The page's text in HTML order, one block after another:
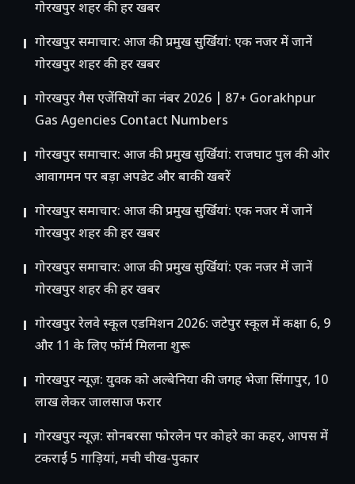
गोरखपुर शहर की हर खबर
गोरखपुर समाचार: आज की प्रमुख सुर्खियां: एक नजर में जानें
गोरखपुर शहर की हर खबर
गोरखपुर गैस एजेंसियों का नंबर 2026 | 87+ Gorakhpur
Gas Agencies Contact Numbers
गोरखपुर समाचार: आज की प्रमुख सुर्खियां: राजघाट पुल की ओर
आवागमन पर बड़ा अपडेट और बाकी खबरें
गोरखपुर समाचार: आज की प्रमुख सुर्खियां: एक नजर में जानें
गोरखपुर शहर की हर खबर
गोरखपुर समाचार: आज की प्रमुख सुर्खियां: एक नजर में जानें
गोरखपुर शहर की हर खबर
गोरखपुर रेलवे स्कूल एडमिशन 2026: जटेपुर स्कूल में कक्षा 6, 9
और 11 के लिए फॉर्म मिलना शुरू
गोरखपुर न्यूज़: युवक को अल्बेनिया की जगह भेजा सिंगापुर, 10
लाख लेकर जालसाज फरार
गोरखपुर न्यूज़: सोनबरसा फोरलेन पर कोहरे का कहर, आपस में
टकराईं 5 गाड़ियां, मची चीख-पुकार